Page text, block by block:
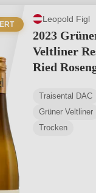
Leopold Figl
2023
Veltliner
Ried
Traisental DAC
Grüner Veltliner
Trocken